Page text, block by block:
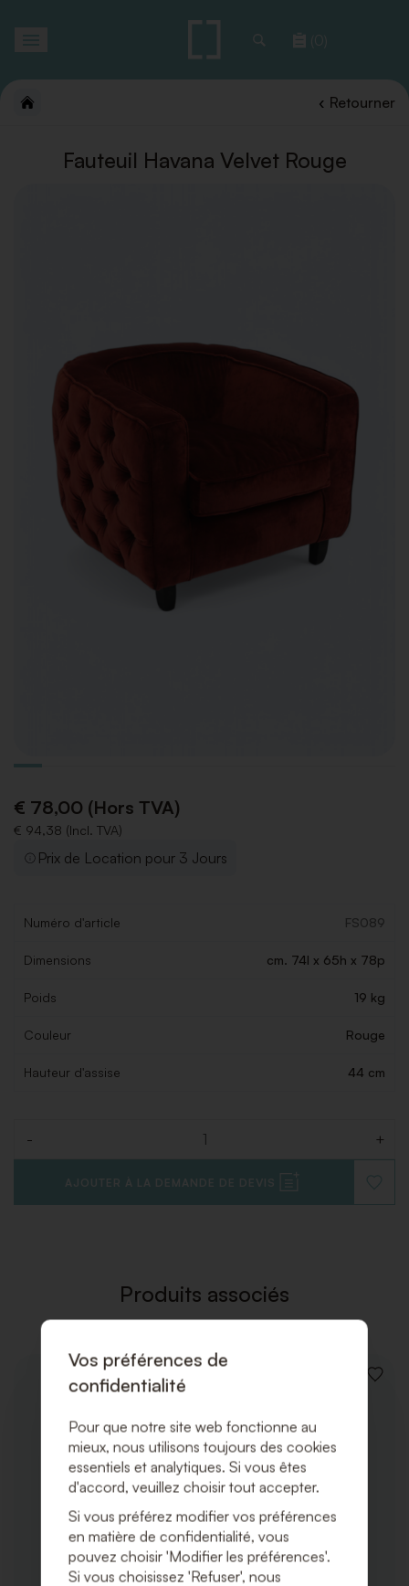
(0)
Retourner
Fauteuil Havana Velvet Rouge
€ 78,00 (Hors TVA)
€ 94,38 (Incl. TVA)
Prix de Location pour 3 Jours
Numéro d'article FS089
Dimensions cm. 74l x 65h x 78p
Poids 19 kg
Couleur Rouge
Hauteur d'assise 44 cm
- +
AJOUTER À LA DEMANDE DE DEVIS
À
Produits associés
Vos préférences de
confidentialité
Pour que notre site web fonctionne au
mieux, nous utilisons toujours des cookies
essentiels et analytiques. Si vous êtes
d'accord, veuillez choisir tout accepter.
Si vous préférez modifier vos préférences
en matière de confidentialité, vous
pouvez choisir 'Modifier les préférences'.
Si vous choisissez 'Refuser', nous